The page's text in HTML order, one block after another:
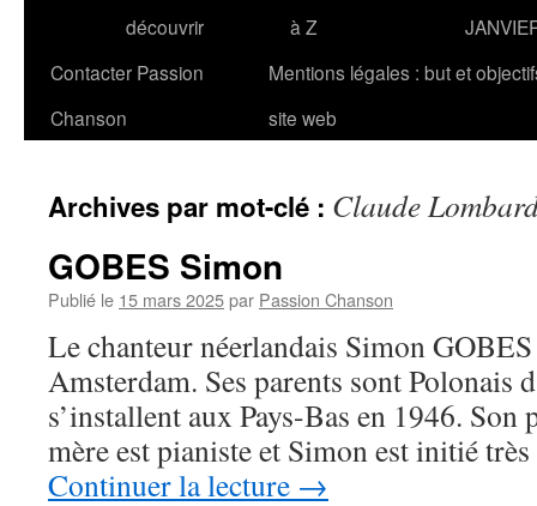
découvrir
à Z
Contacter Passion
Chanson
Mentions légales : but et
site web
Archives par mot-clé : Claude
GOBES Simon
Publié le 15 mars 2025par Passion Chanson
Le chanteur néerlandais Simon
Amsterdam. Ses parents sont Polonais
s’installent aux Pays-Bas en 1946. Son
mère est pianiste et Simon est initié
Continuer la lecture →